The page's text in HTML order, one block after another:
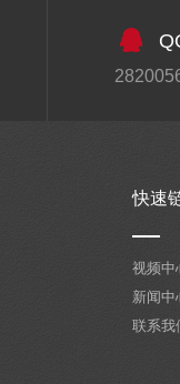
快速
视频中
新闻中
联系我